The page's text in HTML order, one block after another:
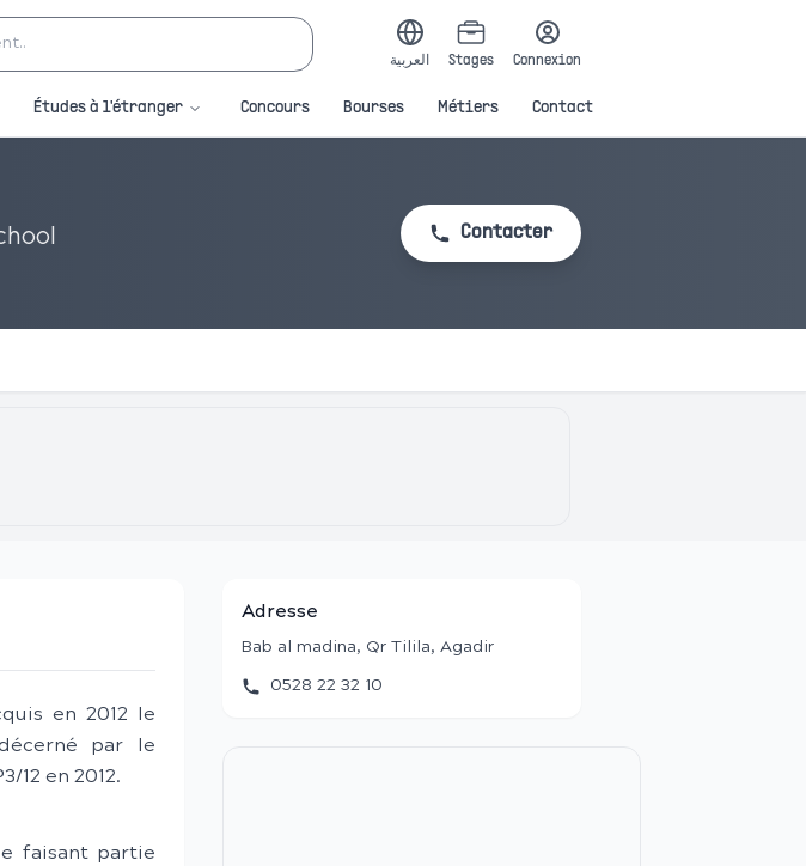
العربية Stages Connexion
Études à l'étranger Concours Bourses Métiers Contact
Contacter
en 2012 le
par le
12 en 2012.
faisant partie
Adresse
Bab al madina, Qr Tilila, Agadir
0528 22 32 10